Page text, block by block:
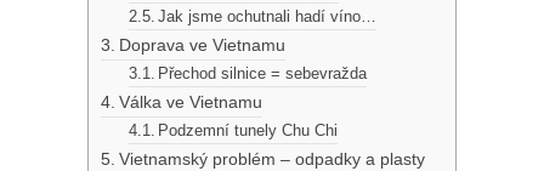
Jak jsme ochutnali hadí víno…
Doprava ve Vietnamu
Přechod silnice = sebevražda
Válka ve Vietnamu
Podzemní tunely Chu Chi
Vietnamský problém – odpadky a plasty